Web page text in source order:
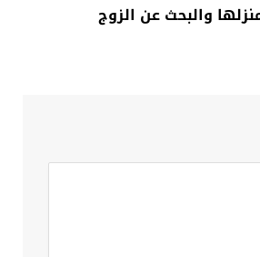
والبحث عن الزوج​